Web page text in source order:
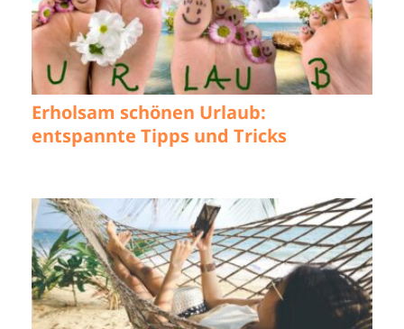
Erholsam schönen Urlaub:
entspannte Tipps und Tricks